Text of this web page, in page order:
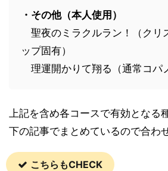
・その他（本人使用）
聖夜のミラクルラン！（クリ
ップ固有）
理運開かりて翔る（通常コパ
上記を含め各コースで有効となる
下の記事でまとめているので合わ
こちらもCHECK